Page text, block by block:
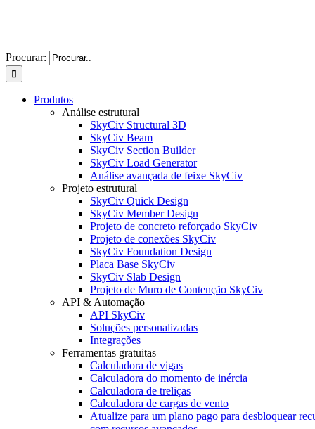
Procurar:
Produtos
Análise estrutural
SkyCiv Structural 3D
SkyCiv Beam
SkyCiv Section Builder
SkyCiv Load Generator
Análise avançada de feixe SkyCiv
Projeto estrutural
SkyCiv Quick Design
SkyCiv Member Design
Projeto de concreto reforçado SkyCiv
Projeto de conexões SkyCiv
SkyCiv Foundation Design
Placa Base SkyCiv
SkyCiv Slab Design
Projeto de Muro de Contenção SkyCiv
API & Automação
API SkyCiv
Soluções personalizadas
Integrações
Ferramentas gratuitas
Calculadora de vigas
Calculadora do momento de inércia
Calculadora de treliças
Calculadora de cargas de vento
Atualize para um plano pago para desbloquear